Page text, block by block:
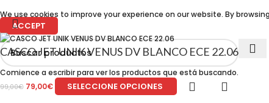
Comience a escribir para ver los productos que está buscando.
We use cookies to improve your experience on our website. By
ACCEPT
CASCO JET UNIK VENUS DV BLANCO ECE 22.06
99,00€ 79,00€ SELECCIONE OPCIONES